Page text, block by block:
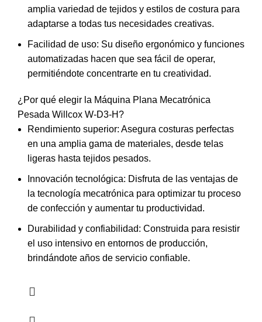
amplia variedad de tejidos y estilos de costura para
adaptarse a todas tus necesidades creativas.
Facilidad de uso: Su diseño ergonómico y funciones
automatizadas hacen que sea fácil de operar,
permitiéndote concentrarte en tu creatividad.
¿Por qué elegir la Máquina Plana Mecatrónica
Pesada Willcox W-D3-H?
Rendimiento superior: Asegura costuras perfectas
en una amplia gama de materiales, desde telas
ligeras hasta tejidos pesados.
Innovación tecnológica: Disfruta de las ventajas de
la tecnología mecatrónica para optimizar tu proceso
de confección y aumentar tu productividad.
Durabilidad y confiabilidad: Construida para resistir
el uso intensivo en entornos de producción,
brindándote años de servicio confiable.